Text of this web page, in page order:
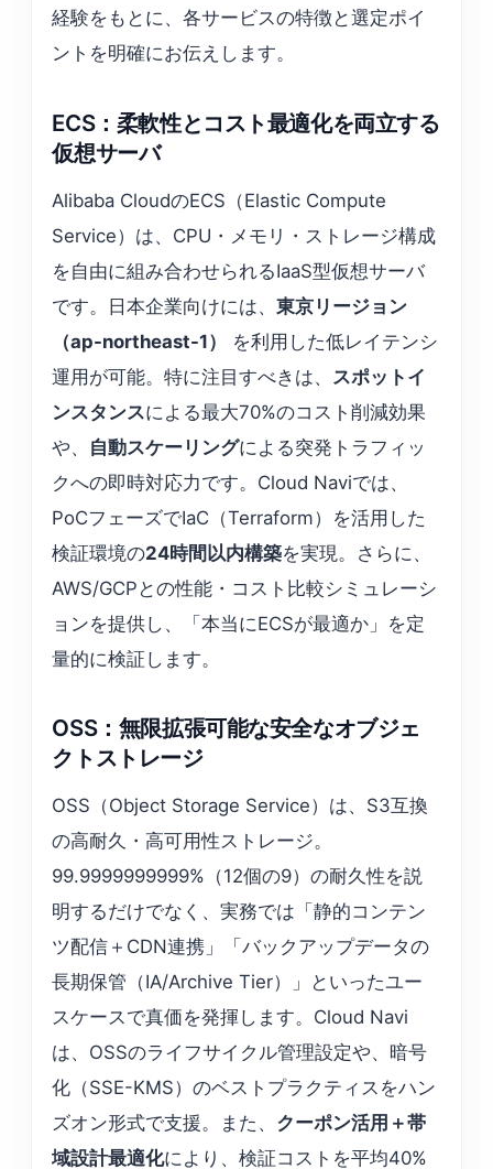
経験をもとに、各サービスの特徴と選定ポイ
ントを明確にお伝えします。
ECS：柔軟性とコスト最適化を両立する
仮想サーバ
Alibaba CloudのECS（Elastic Compute
Service）は、CPU・メモリ・ストレージ構成
を自由に組み合わせられるIaaS型仮想サーバ
です。日本企業向けには、東京リージョン
（ap-northeast-1）
を利用した低レイテンシ
運用が可能。特に注目すべきは、 スポットイ
ンスタンスによる最大70%のコスト削減効果
や、 自動スケーリングによる突発トラフィッ
クへの即時対応力です。Cloud Naviでは、
PoCフェーズでIaC（Terraform）を活用した
検証環境の24時間以内構築を実現。さらに、
AWS/GCPとの性能・コスト比較シミュレーシ
ョンを提供し、「本当にECSが最適か」を定
量的に検証します。
OSS：無限拡張可能な安全なオブジェ
クトストレージ
OSS（Object Storage Service）は、S3互換
の高耐久・高可用性ストレージ。
99.9999999999%（12個の9）の耐久性を説
明するだけでなく、実務では「静的コンテン
ツ配信＋CDN連携」「バックアップデータの
長期保管（IA/Archive Tier）」といったユー
スケースで真価を発揮します。Cloud Navi
は、OSSのライフサイクル管理設定や、暗号
化（SSE-KMS）のベストプラクティスをハン
ズオン形式で支援。また、 クーポン活用＋帯
域設計最適化により、検証コストを平均40%